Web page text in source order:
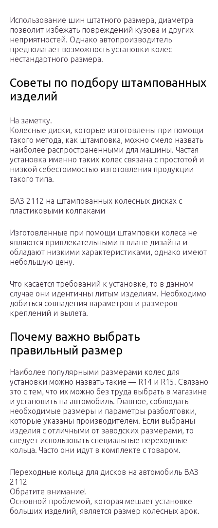
Использование шин штатного размера, диаметра
позволит избежать повреждений кузова и других
неприятностей. Однако автопроизводитель
предполагает возможность установки колес
нестандартного размера.
Советы по подбору штампованных
изделий
На заметку.
Колесные диски, которые изготовлены при помощи
такого метода, как штамповка, можно смело назвать
наиболее распространенными для машины. Частая
установка именно таких колес связана с простотой и
низкой себестоимостью изготовления продукции
такого типа.
ВАЗ 2112 на штампованных колесных дисках с
пластиковыми колпаками
Изготовленные при помощи штамповки колеса не
являются привлекательными в плане дизайна и
обладают низкими характеристиками, однако имеют
небольшую цену.
Что касается требований к установке, то в данном
случае они идентичны литым изделиям. Необходимо
добиться совпадения параметров и размеров
креплений и вылета.
Почему важно выбрать
правильный размер
Наиболее популярными размерами колес для
установки можно назвать такие — R14 и R15. Связано
это с тем, что их можно без труда выбрать в магазине
и установить на автомобиль. Главное, соблюдать
необходимые размеры и параметры разболтовки,
которые указаны производителем. Если выбраны
изделия с отличными от заводских размерами, то
следует использовать специальные переходные
кольца. Часто они идут в комплекте с товаром.
Переходные кольца для дисков на автомобиль ВАЗ
2112
Обратите внимание!
Основной проблемой, которая мешает установке
больших изделий, является размер колесных арок.